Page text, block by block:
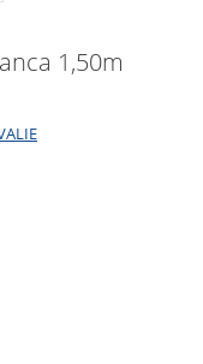
1,50m